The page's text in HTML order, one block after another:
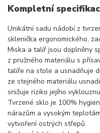
Kompletní
Unikátní sadu nádobí z
sklenička ergonomického,
Miska a talíř jsou doplněny
z pružného materiálu s
talíře na stole a usnadňuje
ze stejného materiálu
snižuje riziko jejího
Tvrzené sklo je 100%
nárazům a vysokým
vytvoření ostrých střepů.